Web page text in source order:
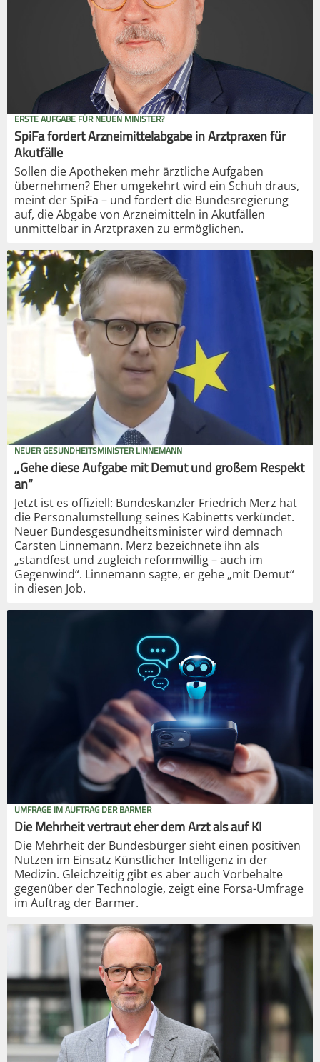
ERSTE AUFGABE FÜR NEUEN MINISTER?
SpiFa fordert Arzneimittelabgabe in Arztpraxen für
Akutfälle
Sollen die Apotheken mehr ärztliche Aufgaben
übernehmen? Eher umgekehrt wird ein Schuh draus,
meint der SpiFa – und fordert die Bundesregierung
auf, die Abgabe von Arzneimitteln in Akutfällen
unmittelbar in Arztpraxen zu ermöglichen.
NEUER GESUNDHEITSMINISTER LINNEMANN
„Gehe diese Aufgabe mit Demut und großem Respekt
an“
Jetzt ist es offiziell: Bundeskanzler Friedrich Merz hat
die Personalumstellung seines Kabinetts verkündet.
Neuer Bundesgesundheitsminister wird demnach
Carsten Linnemann. Merz bezeichnete ihn als
„standfest und zugleich reformwillig – auch im
Gegenwind“. Linnemann sagte, er gehe „mit Demut“
in diesen Job.
UMFRAGE IM AUFTRAG DER BARMER
Die Mehrheit vertraut eher dem Arzt als auf KI
Die Mehrheit der Bundesbürger sieht einen positiven
Nutzen im Einsatz Künstlicher Intelligenz in der
Medizin. Gleichzeitig gibt es aber auch Vorbehalte
gegenüber der Technologie, zeigt eine Forsa-Umfrage
im Auftrag der Barmer.